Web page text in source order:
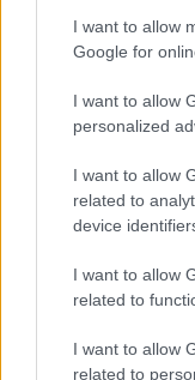
I want to allow
Google for
I want to allow
personalized
I want to allow
related to
device
I want to allow
related to
I want to allow
related to
Viņu skatiens
“izurbjas”
dzimušos mēdz
uzskatīt par